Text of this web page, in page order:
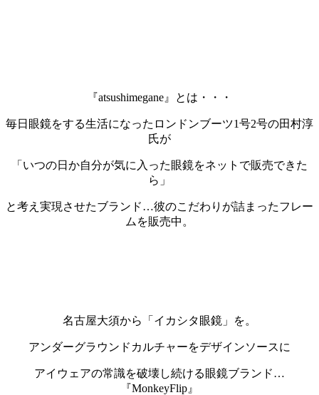
『atsushimegane』とは・・・
毎日眼鏡をする生活になったロンドンブーツ1号2号の田村淳
氏が
「いつの日か自分が気に入った眼鏡をネットで販売できた
ら」
と考え実現させたブランド…彼のこだわりが詰まったフレー
ムを販売中。
名古屋大須から「イカシタ眼鏡」を。
アンダーグラウンドカルチャーをデザインソースに
アイウェアの常識を破壊し続ける眼鏡ブランド…
『MonkeyFlip』